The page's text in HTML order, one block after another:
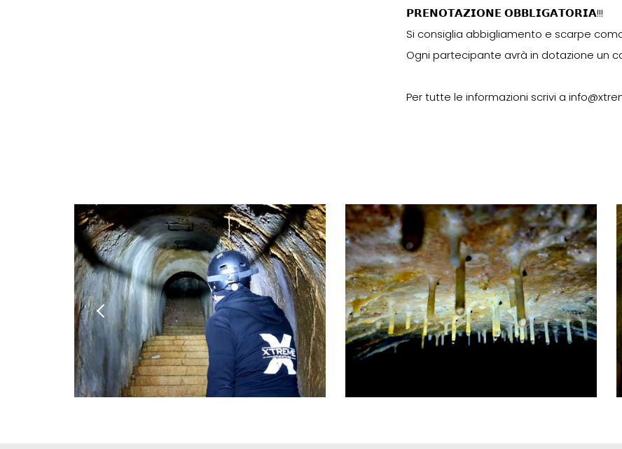
𝗣𝗥𝗘𝗡𝗢𝗧𝗔𝗭𝗜𝗢𝗡𝗘 𝗢𝗕𝗕𝗟𝗜𝗚𝗔𝗧𝗢𝗥𝗜𝗔!!!
Si consiglia abbigliamento e scarpe
Ogni partecipante avrà in dotazione un
Per tutte le informazioni scrivi a